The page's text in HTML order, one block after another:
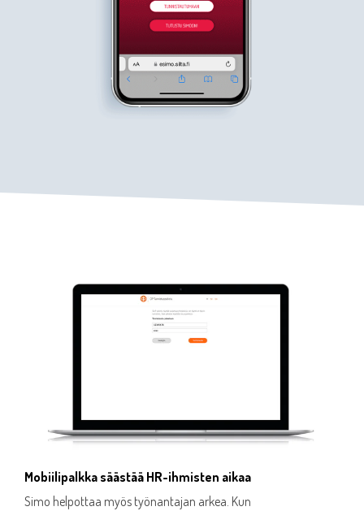
Mobiilipalkka säästää HR-ihmisten aikaa
Simo helpottaa myös työnantajan arkea. Kun